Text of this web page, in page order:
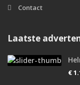
Contact
Laatste
€